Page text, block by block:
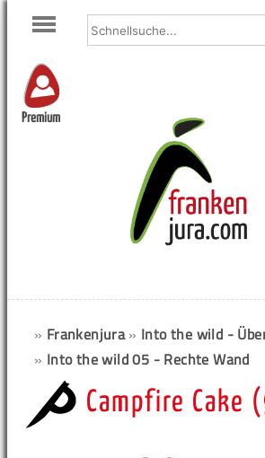
Premium
» Frankenjura» Into the wild -
» Into the wild 05 - Rechte Wand
Campfire Cake